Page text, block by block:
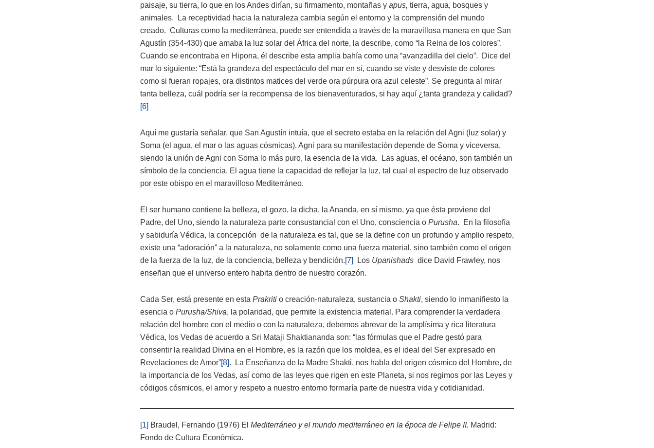
paisaje, su tierra, lo que en los Andes dirían, su firmamento, montañas y apus, tierra, agua, bosques y
animales. La receptividad hacia la naturaleza cambia según el entorno y la comprensión del mundo
creado. Culturas como la mediterránea, puede ser entendida a través de la maravillosa manera en que San
Agustín (354-430) que amaba la luz solar del África del norte, la describe, como “la Reina de los colores”.
Cuando se encontraba en Hipona, él describe esta amplia bahía como una “avanzadilla del cielo”. Dice del
mar lo siguiente: “Está la grandeza del espectáculo del mar en sí, cuando se viste y desviste de colores
como si fueran ropajes, ora distintos matices del verde ora púrpura ora azul celeste”. Se pregunta al mirar
tanta belleza, cuál podría ser la recompensa de los bienaventurados, si hay aquí ¿tanta grandeza y calidad?
[6]
Aquí me gustaría señalar, que San Agustín intuía, que el secreto estaba en la relación del Agni (luz solar) y
Soma (el agua, el mar o las aguas cósmicas). Agni para su manifestación depende de Soma y viceversa,
siendo la unión de Agni con Soma lo más puro, la esencia de la vida. Las aguas, el océano, son también un
símbolo de la conciencia. El agua tiene la capacidad de reflejar la luz, tal cual el espectro de luz observado
por este obispo en el maravilloso Mediterráneo.
El ser humano contiene la belleza, el gozo, la dicha, la Ananda, en sí mismo, ya que ésta proviene del
Padre, del Uno, siendo la naturaleza parte consustancial con el Uno, consciencia o Purusha. En la filosofía
y sabiduría Védica, la concepción de la naturaleza es tal, que se la define con un profundo y amplio respeto,
existe una “adoración” a la naturaleza, no solamente como una fuerza material, sino también como el origen
de la fuerza de la luz, de la conciencia, belleza y bendición.[7] Los Upanishads dice David Frawley, nos
enseñan que el universo entero habita dentro de nuestro corazón.
Cada Ser, está presente en esta Prakriti o creación-naturaleza, sustancia o Shakti, siendo lo inmanifiesto la
esencia o Purusha/Shiva, la polaridad, que permite la existencia material. Para comprender la verdadera
relación del hombre con el medio o con la naturaleza, debemos abrevar de la amplísima y rica literatura
Védica, los Vedas de acuerdo a Sri Mataji Shaktiananda son: “las fórmulas que el Padre gestó para
consentir la realidad Divina en el Hombre, es la razón que los moldea, es el ideal del Ser expresado en
Revelaciones de Amor”[8]. La Enseñanza de la Madre Shakti, nos habla del origen cósmico del Hombre, de
la importancia de los Vedas, así como de las leyes que rigen en este Planeta, si nos regimos por las Leyes y
códigos cósmicos, el amor y respeto a nuestro entorno formaría parte de nuestra vida y cotidianidad.
[1] Braudel, Fernando (1976) El Mediterráneo y el mundo mediterráneo en la época de Felipe II. Madrid:
Fondo de Cultura Económica.